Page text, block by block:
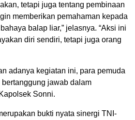
tetapi juga tentang pembinaan
memberikan pemahaman kepada
balap liar,” jelasnya. “Aksi ini
diri sendiri, tetapi juga orang
adanya kegiatan ini, para pemuda
jawab dalam
Sonni.
bukti nyata sinergi TNI-